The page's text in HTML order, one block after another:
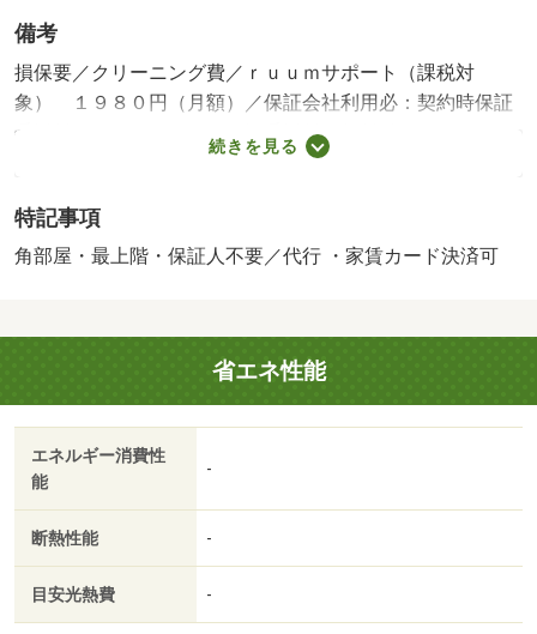
備考
損保要／クリーニング費／ｒｕｕｍサポート（課税対
象） １９８０円（月額）／保証会社利用必：契約時保証
委託料：２．２万／月額保証委託料：賃料総額の２．２％
又は５．５％ ※ペット可は２．５万／２．５％／［退去
事務手数料 ２２，０００円がかかります。契約時にクリ
ーニング費６０，０００円、鍵セット費３，３００円（税
ロゼット／フローリング／ＴＶインターホン／室内洗濯置
／シューズボックス／追焚機能浴室／角住戸／温水洗浄便
座／洗面所独立／駐輪場／ＣＡＴＶ／即入居可／最上階／
敷金不要／対面式キッチン／照明付／オートバス／保証人
不要／二人入居相談／物置／ネット使用料不要／トランク
ルーム／複層ガラス／サンルーム／２駅利用可／敷地内ご
／ＢＳ／保証会社利用可／ＩＴ重説 対応物件／家賃カー
ド決済可／アルビス（株）／布瀬店（スーパー）まで４５
１ｍ／ファミリーマート（コンビニ）まで４８２ｍ／ロー
続きを見る
特記事項
角部屋・最上階・保証人不要／代行 ・家賃カード決済可
省エネ性能
エネルギー消費性
能
-
断熱性能 -
目安光熱費 -